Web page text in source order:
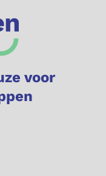
voor